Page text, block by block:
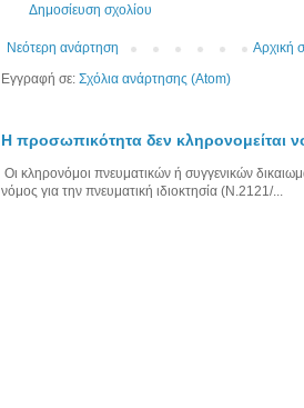
Δημοσίευση σχολίου
Νεότερη ανάρτηση
Αρχική
Εγγραφή σε: Σχόλια ανάρτησης (Atom)
Η προσωπικότητα δεν κληρονομείται
Οι κληρονόμοι πνευματικών ή συγγενικών
νόμος για την πνευματική ιδιοκτησία (Ν.2121/...